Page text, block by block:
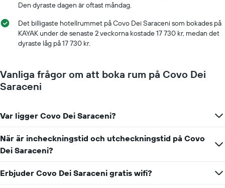
axel
som
visar
det
rumspriset.
Den dyraste dagen är oftast måndag.
Det billigaste hotellrummet på Covo Dei Saraceni som bokades på
KAYAK under de senaste 2 veckorna kostade 17 730 kr, medan det
dyraste låg på 17 730 kr.
Vanliga frågor om att boka rum på Covo Dei
Saraceni
Var ligger Covo Dei Saraceni?
När är incheckningstid och utcheckningstid på Covo
Dei Saraceni?
Erbjuder Covo Dei Saraceni gratis wifi?